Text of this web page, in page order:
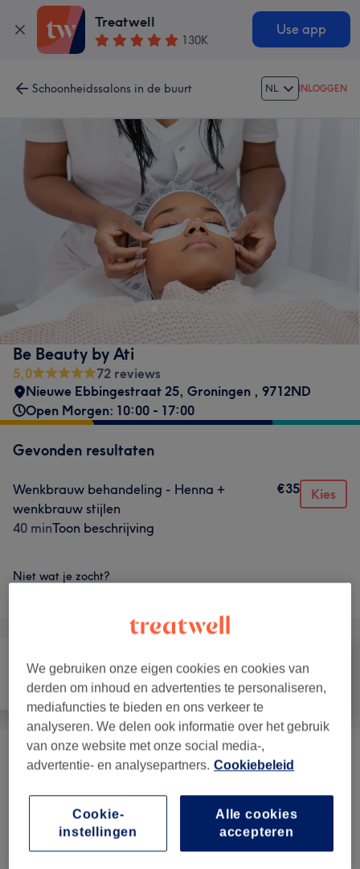
Treatwell
130K
Use app
Schoonheidssalons in de buurt NL INLOGGEN
Be Beauty by Ati
5,0
72 reviews
Nieuwe Ebbingestraat 25, Groningen , 9712ND
Open Morgen: 10:00 - 17:00
Gevonden resultaten
Wenkbrauw behandeling - Henna +
wenkbrauw stijlen
40 minToon beschrijving
€35 Kies
Niet wat je zocht?
Alle Ontharen Gezicht
Wenkbrauwen (6) vanaf €16
Wimpers (3)
Ontharings/Therading vanaf €7,50
We gebruiken onze eigen cookies en cookies van
derden om inhoud en advertenties te personaliseren,
mediafuncties te bieden en ons verkeer te
analyseren. We delen ook informatie over het gebruik
van onze website met onze social media-,
advertentie- en analysepartners. Cookiebeleid
Alle cookies
accepteren
Cookie-
instellingen